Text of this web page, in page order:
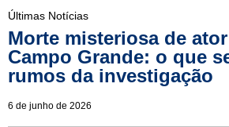
Últimas Notícias
Morte misteriosa de
Campo Grande: o que
rumos da investigação
6 de junho de 2026